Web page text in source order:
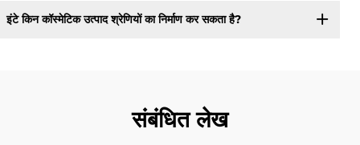
इंटे किन कॉस्मेटिक उत्पाद श्रेणियों का निर्माण कर सकता है?
संबंधित लेख